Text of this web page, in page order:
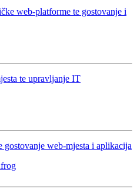
web-platforme te gostovanje i
te upravljanje IT
gostovanje web-mjesta i aplikacija